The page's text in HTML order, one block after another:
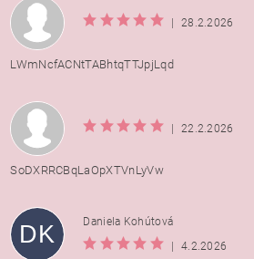
| 28.2.2026
LWmNcfACNtTABhtqTTJpjLqd
| 22.2.2026
SoDXRRCBqLaOpXTVnLyVw
DK
Daniela Kohútová
|
4.2.2026